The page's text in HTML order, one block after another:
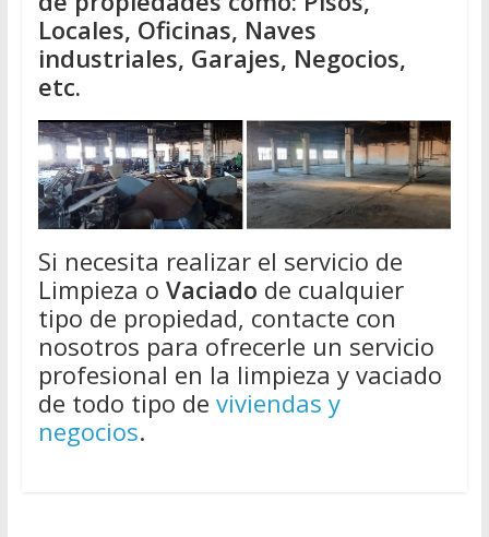
Locales, Oficinas, Naves
industriales, Garajes, Negocios,
etc.
Si necesita realizar el servicio de
Limpieza o Vaciado de cualquier
tipo de propiedad, contacte con
nosotros para ofrecerle un servicio
profesional en la limpieza y vaciado
de todo tipo de viviendas y
negocios.